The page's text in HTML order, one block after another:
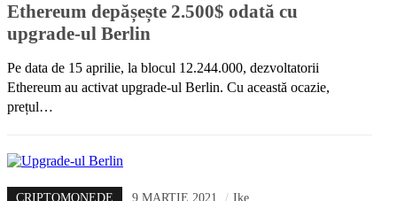
Ethereum depășește 2.500$ odată cu
upgrade-ul Berlin
Pe data de 15 aprilie, la blocul 12.244.000, dezvoltatorii
Ethereum au activat upgrade-ul Berlin. Cu această ocazie,
prețul…
CRIPTOMONEDE 9 MARTIE 2021 / Ike